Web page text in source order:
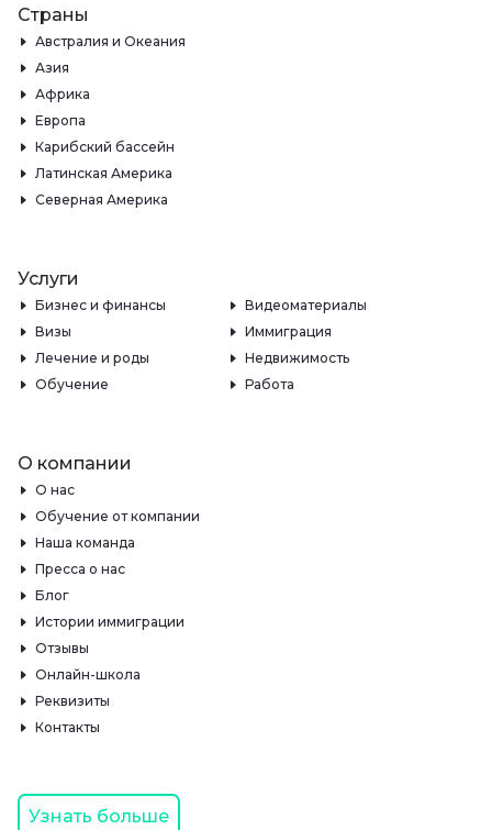
Страны
Австралия и Океания
Азия
Африка
Европа
Карибский бассейн
Латинская Америка
Северная Америка
Услуги
Бизнес и финансы
Видеоматериалы
Визы
Иммиграция
Лечение и роды
Недвижимость
Обучение
Работа
О компании
О нас
Обучение от компании
Наша команда
Пресса о нас
Блог
Истории иммиграции
Отзывы
Онлайн-школа
Реквизиты
Контакты
Узнать больше